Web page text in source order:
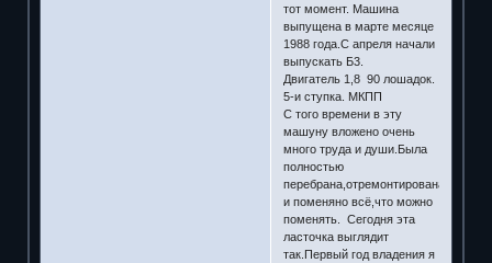
тот момент. Машина
выпущена в марте месяце
1988 года.С апреля начали
выпускать Б3.
Двигатель 1,8 90 лошадок.
5-и ступка. МКПП
С того времени в эту
машуну вложено очень
много труда и души.Была
полностью
перебрана,отремонтирована
и поменяно всё,что можно
поменять. Сегодня эта
ласточка выглядит
так.Первый год владения я